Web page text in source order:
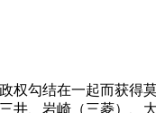
勾结在一起而获
井、岩崎（三菱）